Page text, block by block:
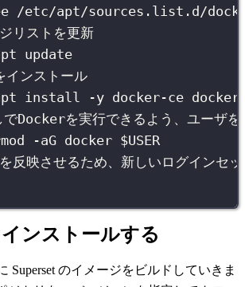
/etc/apt/sources.list.d/
リストを更新
update
ンストール
install -y docker-ce
Dockerを実行できるよう、ユーザ
-aG docker $USER
反映させるため、新しいログインセ
ンストールする
Superset のイメージをビルドしていきま